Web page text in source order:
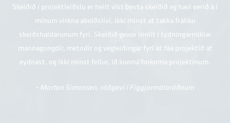
Skeiðið í projektleiðslu er heilt vist besta skeiðið eg havi verið á í
mínum virkna abeiðslívi, ikki minst at takka frálíku
skeiðshaldarunum fyri. Skeiðið gevur innlit í týdningarmiklar
mannagongdir, metodir og vegleiðingar fyri at fáa projektið at
eydnast, og ikki minst fellur, ið kunnu forkoma projektinum.
– Mortan Simonsen, ráðgevi í Fíggjarmálaráðnum